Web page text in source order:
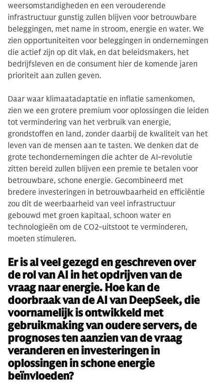
weersomstandigheden en een verouderende
infrastructuur gunstig zullen blijven voor betrouwbare
beleggingen, met name in stroom, energie en water. We
zien opportuniteiten voor beleggingen in ondernemingen
die actief zijn op dit vlak, en dat beleidsmakers, het
bedrijfsleven en de consument hier de komende jaren
prioriteit aan zullen geven.
Daar waar klimaatadaptatie en inflatie samenkomen,
zien we een grotere premium voor oplossingen die leiden
tot vermindering van het verbruik van energie,
grondstoffen en land, zonder daarbij de kwaliteit van het
leven van de mensen aan te tasten. We denken dat de
grote techondernemingen die achter de AI-revolutie
zitten bereid zullen blijven een premie te betalen voor
betrouwbare, schone energie. Gecombineerd met
bredere investeringen in betrouwbaarheid en efficiëntie
zou dit de weerbaarheid van veel infrastructuur
gebouwd met groen kapitaal, schoon water en
technologieën om de CO2-uitstoot te verminderen,
moeten stimuleren.
Er is al veel gezegd en geschreven over
de rol van AI in het opdrijven van de
vraag naar energie. Hoe kan de
doorbraak van de AI van DeepSeek, die
voornamelijk is ontwikkeld met
gebruikmaking van oudere servers, de
prognoses ten aanzien van de vraag
veranderen en investeringen in
oplossingen in schone energie
beïnvloeden?